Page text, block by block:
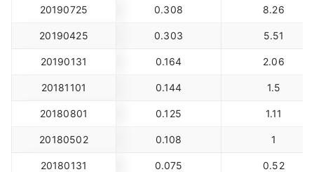
20190725 0.308 8.26
20190425 0.303 5.51
20190131 0.164 2.06
20181101 0.144 1.5
20180801 0.125 1.11
20180502 0.108 1
20180131 0.075 0.52